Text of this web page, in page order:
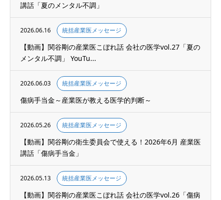
講話「夏のメンタル不調」
2026.06.16 統括産業医メッセージ
【動画】関谷剛の産業医こぼれ話 会社の医学vol.27「夏の
メンタル不調」 YouTu...
2026.06.03 統括産業医メッセージ
傷病手当金～産業医が教える医学的判断～
2026.05.26 統括産業医メッセージ
【動画】関谷剛の衛生委員会で使える！2026年6月 産業医
講話「傷病手当金」
2026.05.13 統括産業医メッセージ
【動画】関谷剛の産業医こぼれ話 会社の医学vol.26「傷病